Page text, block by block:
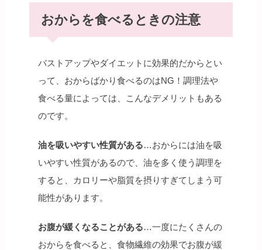
おからを食べるときの注意
バストアップやダイエットに効果的だからとい
って、おからばかり食べるのはNG！調理法や
食べる量によっては、こんなデメリットもある
のです。
油を吸いやすい性質がある…おからには油を吸
いやすい性質があるので、油を多く使う調理を
すると、カロリーや脂質を摂りすぎてしまう可
能性があります。
お腹が緩くなることがある…一度にたくさんの
おからを食べると、食物繊維の効果でお腹が緩